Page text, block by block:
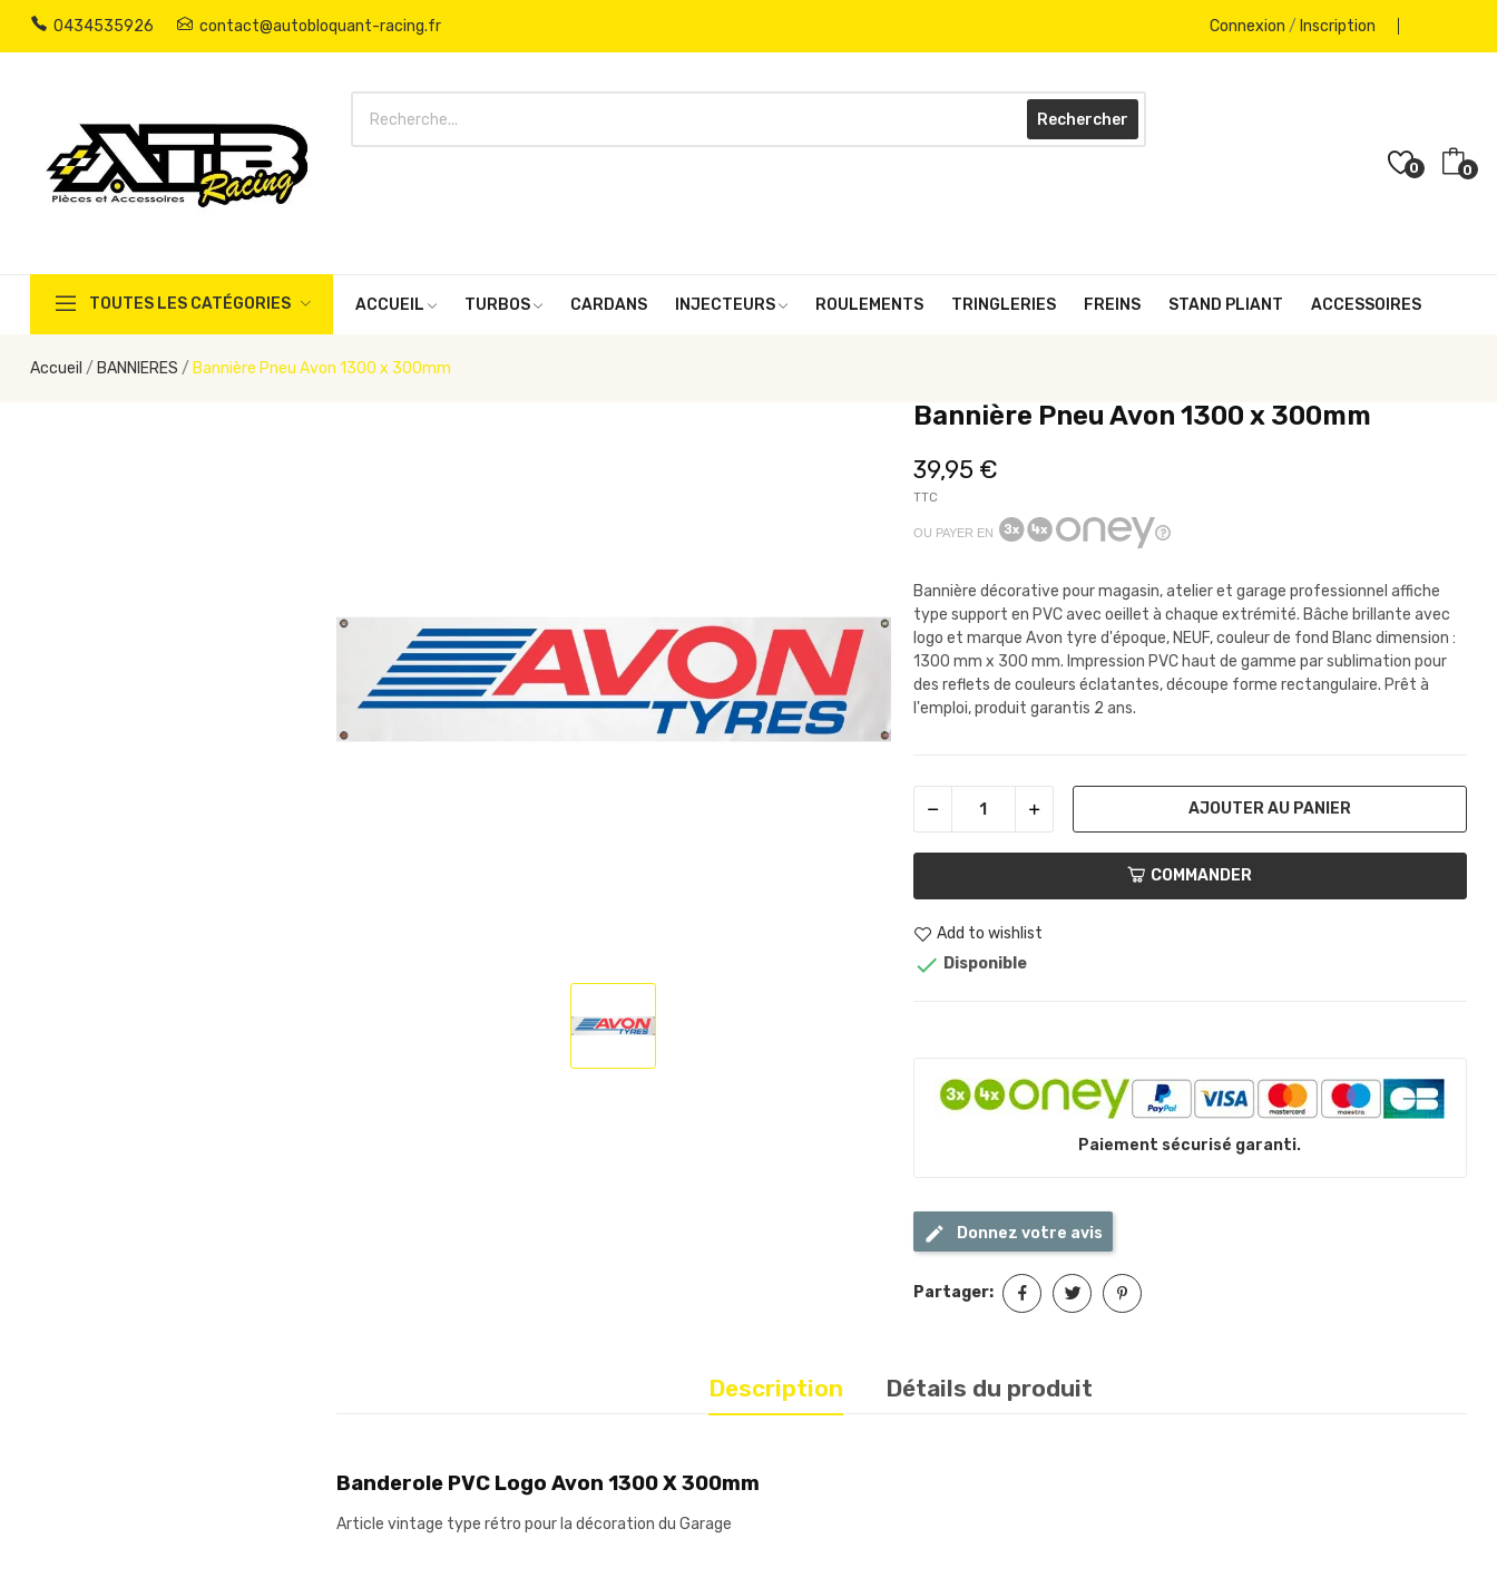
0434535926 contact@autobloquant-racing.fr Connexion / Inscription
Rechercher
0 0
TOUTES LES CATÉGORIES ACCUEIL TURBOS CARDANS INJECTEURS ROULEMENTS TRINGLERIES FREINS STAND PLIANT ACCESSOIRES
Accueil BANNIERES Bannière Pneu Avon 1300 x 300mm
Bannière Pneu Avon 1300 x 300mm
39,95 €
TTC
OU PAYER EN
Bannière décorative pour magasin, atelier et garage professionnel affiche
type support en PVC avec oeillet à chaque extrémité. Bâche brillante avec
logo et marque Avon tyre d'époque, NEUF, couleur de fond Blanc dimension :
1300 mm x 300 mm. Impression PVC haut de gamme par sublimation pour
des reflets de couleurs éclatantes, découpe forme rectangulaire. Prêt à
l'emploi, produit garantis 2 ans.
AJOUTER AU PANIER
COMMANDER
Add to wishlist
 Disponible
Paiement sécurisé garanti.
Donnez votre avis
Partager:
Description Détails du produit
Banderole PVC Logo Avon 1300 X 300mm
Article vintage type rétro pour la décoration du Garage